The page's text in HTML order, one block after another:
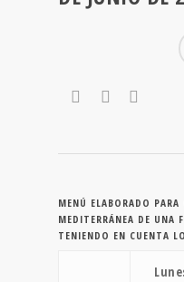
MENÚ ELABORADO
MEDITERRÁNEA DE UNA
TENIENDO EN CUENTA